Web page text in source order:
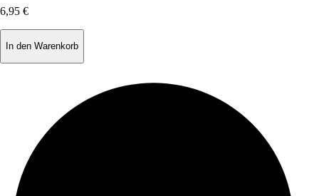
6,95 €
In den Warenkorb